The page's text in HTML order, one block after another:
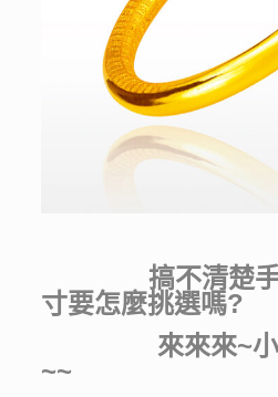
搞不清楚
寸要怎麼挑選嗎?
來來來~小編
~~